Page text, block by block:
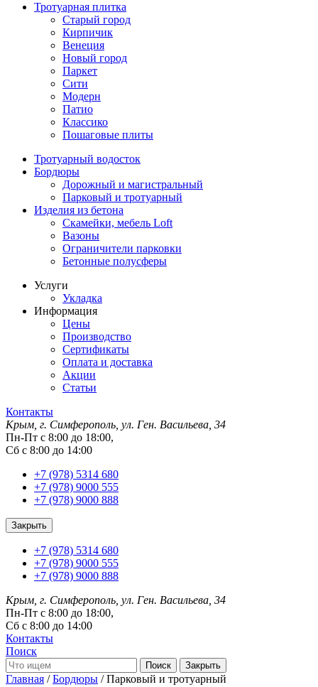
Тротуарная плитка
Старый город
Кирпичик
Венеция
Новый город
Паркет
Сити
Модерн
Патио
Классико
Пошаговые плиты
Тротуарный водосток
Бордюры
Дорожный и магистральный
Парковый и тротуарный
Изделия из бетона
Скамейки, мебель Loft
Вазоны
Ограничители парковки
Бетонные полусферы
Услуги
Укладка
Информация
Цены
Производство
Сертификаты
Оплата и доставка
Акции
Статьи
Контакты
Крым, г. Симферополь, ул. Ген. Васильева, 34
Пн-Пт с 8:00 до 18:00,
Сб с 8:00 до 14:00
+7 (978) 5314 680
+7 (978) 9000 555
+7 (978) 9000 888
Закрыть
+7 (978) 5314 680
+7 (978) 9000 555
+7 (978) 9000 888
Крым, г. Симферополь, ул. Ген. Васильева, 34
Пн-Пт с 8:00 до 18:00,
Сб с 8:00 до 14:00
Контакты
Поиск
Закрыть
Главная /Бордюры / Парковый и тротуарный